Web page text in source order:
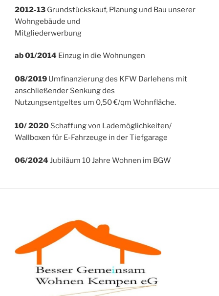
2012-13 Grundstückskauf, Planung und Bau unserer
Wohngebäude und
Mitgliederwerbung
ab 01/2014 Einzug in die Wohnungen
08/2019 Umfinanzierung des KFW Darlehens mit
anschließender Senkung des
Nutzungsentgeltes um 0,50 €/qm Wohnfläche.
10/ 2020 Schaffung von Lademöglichkeiten/
Wallboxen für E-Fahrzeuge in der Tiefgarage
06/2024 Jubiläum 10 Jahre Wohnen im BGW